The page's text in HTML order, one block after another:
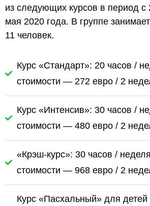
из следующих курсов в период с
мая 2020 года. В группе
11 человек.
Курс «Стандарт»: 20 часов /
стоимости — 272 евро / 2
Курс «Интенсив»: 30 часов /
стоимости — 480 евро / 2
«Крэш-курс»: 30 часов /
стоимости — 968 евро / 2
Курс «Пасхальный» для детей